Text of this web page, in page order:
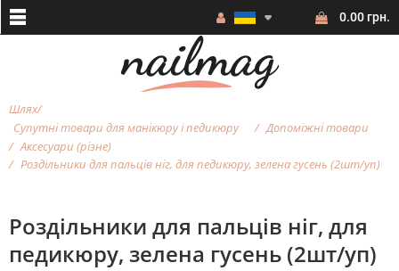
0.00 грн.
Шлях
Супутні товари для манікюру і педикюру
Допоміжні товари
Аксесуари (різне)
Роздільники для пальців ніг, для педикюру, зелена гусень (2шт/уп)
Роздільники для пальців ніг, для
педикюру, зелена гусень (2шт/уп)